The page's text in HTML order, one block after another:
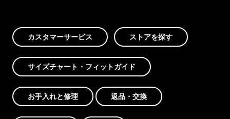
カスタマーサービス ストアを探す
サイズチャート・フィットガイド
お手入れと修理 返品・交換